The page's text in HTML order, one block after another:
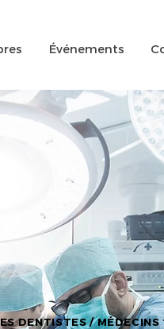
Événements
DENTISTES / MÉDECINS